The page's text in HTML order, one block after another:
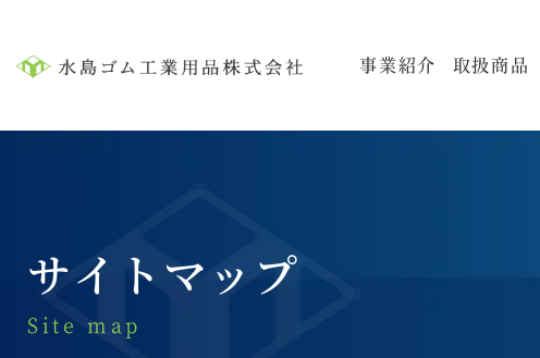
事業紹介 取扱商品
サイトマップ
Site map